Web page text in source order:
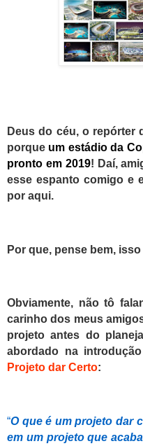
Deus do céu, o repórter
porque um estádio da
pronto em 2019! Daí,
esse espanto comigo e
por aqui.
Por que, pense bem,
Obviamente, não tô
carinho dos meus
projeto antes do
abordado na
Projeto dar Certo:
“O que é um projeto dar
em um projeto que